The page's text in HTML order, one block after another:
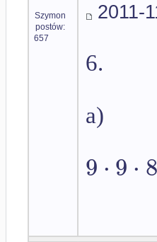
Szymon
postów:
657
2011-
6.
a)
9⋅9⋅ 8